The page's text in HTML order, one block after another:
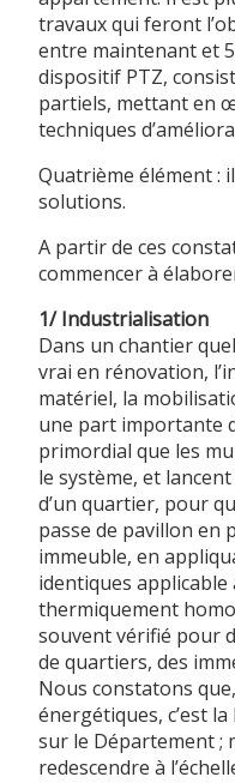
travaux qui feront
entre maintenant et
dispositif PTZ,
partiels, mettant en
techniques
Quatrième élément :
solutions.
A partir de ces
commencer à
1/ Industrialisation
Dans un chantier
vrai en rénovation,
matériel, la
une part importante
primordial que les
le système, et
d’un quartier, pour
passe de pavillon en
immeuble, en
identiques applicable
thermiquement
souvent vérifié pour
de quartiers, des
Nous constatons
énergétiques, c’est
sur le Département ;
redescendre à